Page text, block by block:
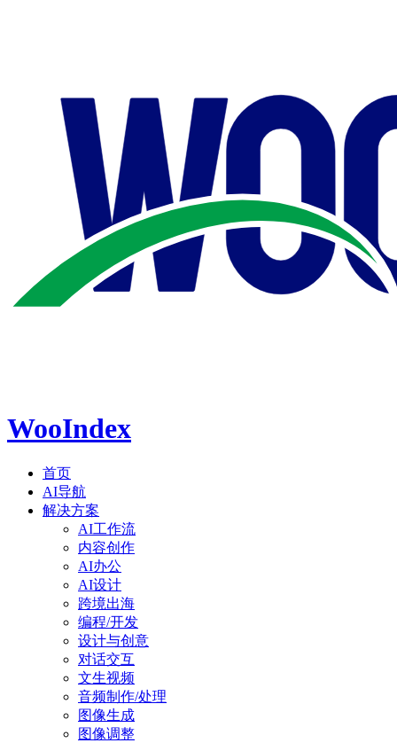
WooIndex
首页
AI导航
解决方案
AI工作流
内容创作
AI办公
AI设计
跨境出海
编程/开发
设计与创意
对话交互
文生视频
音频制作/处理
图像生成
图像调整